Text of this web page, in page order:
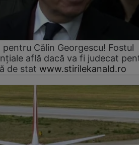
pentru Călin Georgescu! Fostul
află dacă va fi judecat
de stat www.stirilekanald.ro